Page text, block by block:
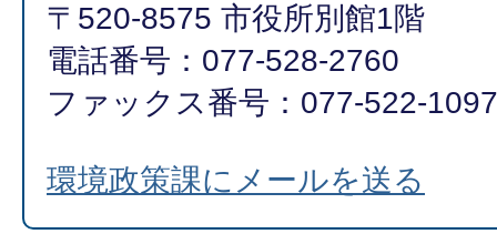
〒520-8575 市役所別館1階
電話番号：077-528-2760
ファックス番号：077-522-1097
環境政策課にメールを送る